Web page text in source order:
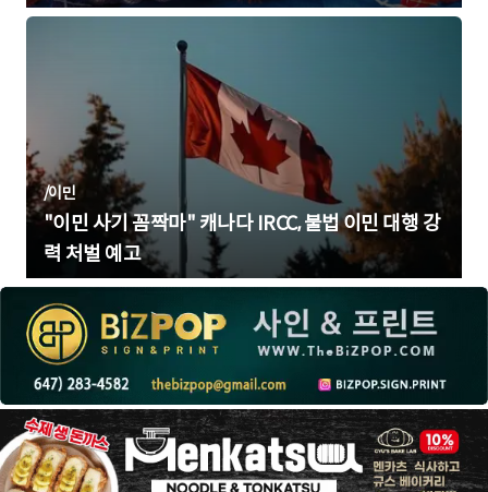
/이민
"이민 사기 꼼짝마" 캐나다 IRCC, 불법 이민 대행 강
력 처벌 예고